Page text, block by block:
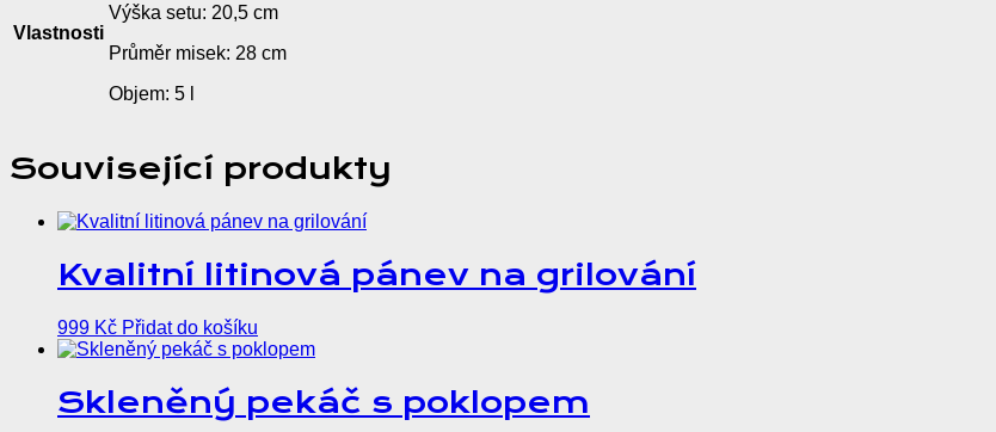
Vlastnosti
Výška setu: 20,5 cm
Průměr misek: 28 cm
Objem: 5 l
Související produkty
Kvalitní litinová pánev na grilování
999 Kč Přidat do košíku
Skleněný pekáč s poklopem